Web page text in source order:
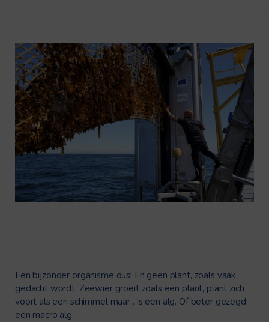
Een bijzonder organisme dus! En geen plant, zoals vaak
gedacht wordt. Zeewier groeit zoals een plant, plant zich
voort als een schimmel maar…is een alg. Of beter gezegd:
een macro alg.